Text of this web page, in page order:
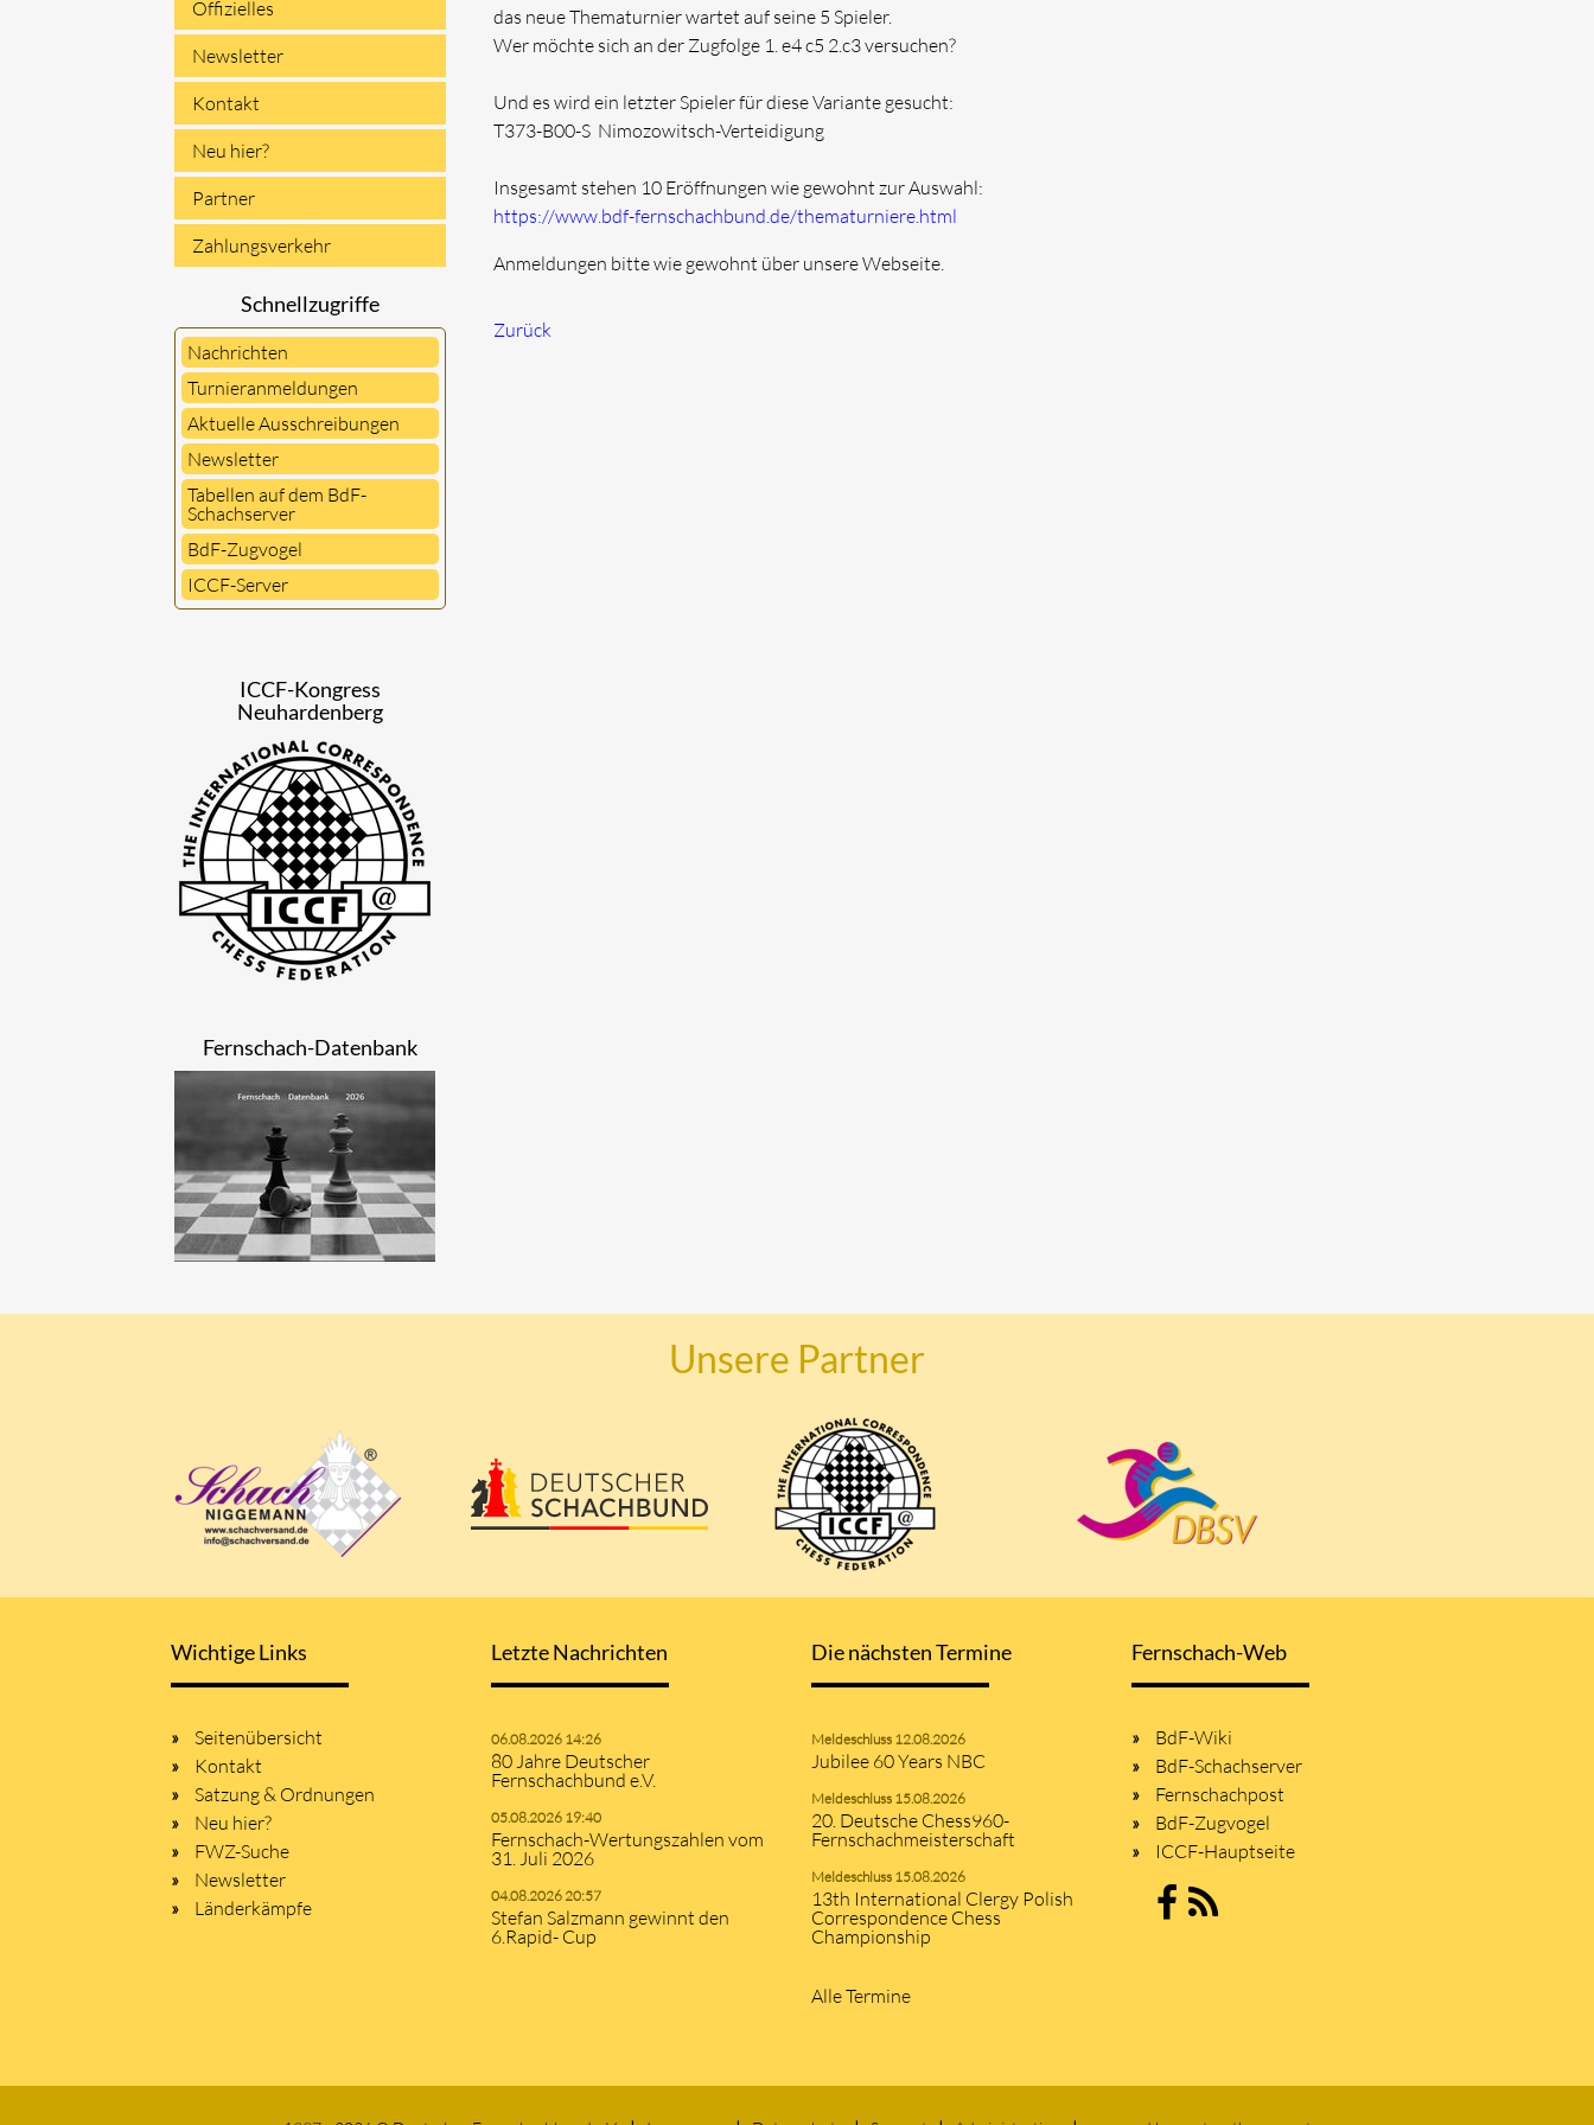
das neue Thematurnier wartet auf seine 5 Spieler.
Wer möchte sich an der Zugfolge 1. e4 c5 2.c3 versuchen?
Und es wird ein letzter Spieler für diese Variante gesucht:
T373-B00-S Nimozowitsch-Verteidigung
Insgesamt stehen 10 Eröffnungen wie gewohnt zur Auswahl:
https://www.bdf-fernschachbund.de/thematurniere.html
Anmeldungen bitte wie gewohnt über unsere Webseite.
Zurück
Offizielles
Newsletter
Kontakt
Neu hier?
Partner
Zahlungsverkehr
Schnellzugriffe
Nachrichten
Turnieranmeldungen
Aktuelle Ausschreibungen
Newsletter
Tabellen auf dem BdF-
Schachserver
BdF-Zugvogel
ICCF-Server
ICCF-Kongress
Neuhardenberg
Fernschach-Datenbank
Unsere Partner
Wichtige Links
Seitenübersicht
Kontakt
Satzung & Ordnungen
Neu hier?
FWZ-Suche
Newsletter
Länderkämpfe
Letzte Nachrichten
06.08.2026 14:26
80 Jahre Deutscher
Fernschachbund e.V.
05.08.2026 19:40
Fernschach-Wertungszahlen vom
31. Juli 2026
04.08.2026 20:57
Stefan Salzmann gewinnt den
6.Rapid- Cup
Die nächsten Termine
Meldeschluss 12.08.2026
Jubilee 60 Years NBC
Meldeschluss 15.08.2026
20. Deutsche Chess960-
Fernschachmeisterschaft
Meldeschluss 15.08.2026
13th International Clergy Polish
Correspondence Chess
Championship
Alle Termine
Fernschach-Web
BdF-Wiki
BdF-Schachserver
Fernschachpost
BdF-Zugvogel
ICCF-Hauptseite